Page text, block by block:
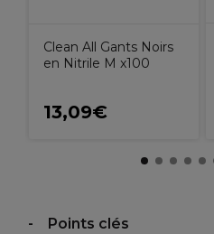
Clean All Gants Noirs
en Nitrile M x100
13,09€
Points clés